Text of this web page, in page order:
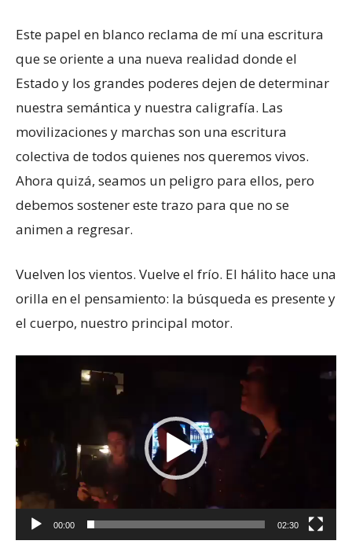
Este papel en blanco reclama de mí una escritura
que se oriente a una nueva realidad donde el
Estado y los grandes poderes dejen de determinar
nuestra semántica y nuestra caligrafía. Las
movilizaciones y marchas son una escritura
colectiva de todos quienes nos queremos vivos.
Ahora quizá, seamos un peligro para ellos, pero
debemos sostener este trazo para que no se
animen a regresar.
Vuelven los vientos. Vuelve el frío. El hálito hace una
orilla en el pensamiento: la búsqueda es presente y
el cuerpo, nuestro principal motor.
Reproductor
00:00 02:30